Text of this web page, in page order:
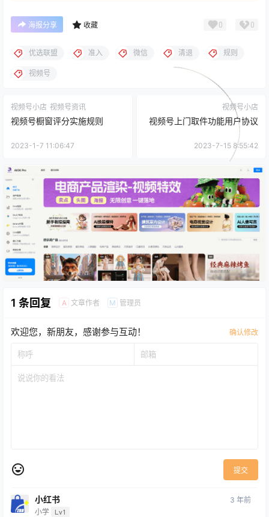
海报分享 收藏 0 0
优选联盟 准入 微信 清退 规则
视频号
视频号小店 视频号资讯
视频号橱窗评分实施规则
2023-1-7 11:06:47
视频号小店
视频号上门取件功能用户协议
2023-7-15 8:55:42
1 条回复 A 文章作者 M 管理员
欢迎您，新朋友，感谢参与互动！ 确认修改
提交
小红书
小学 Lv1
3 年前